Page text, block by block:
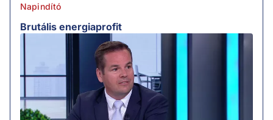
Napindító
Brutális energiaprofit